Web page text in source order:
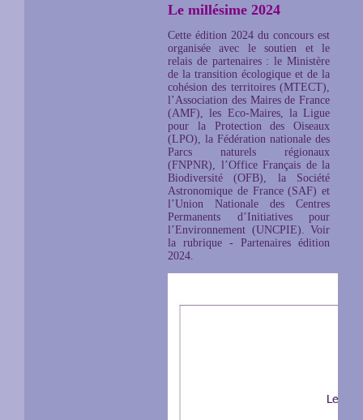
Le millésime 2024
Cette édition 2024 du concours est
organisée avec le soutien et le
relais de partenaires : le Ministère
de la transition écologique et de la
cohésion des territoires (MTECT),
l’Association des Maires de France
(AMF), les Eco-Maires, la Ligue
pour la Protection des Oiseaux
(LPO), la Fédération nationale des
Parcs naturels régionaux
(FNPNR), l’Office Français de la
Biodiversité (OFB), la Société
Astronomique de France (SAF) et
l’Union Nationale des Centres
Permanents d’Initiatives pour
l’Environnement (UNCPIE). Voir
la rubrique - Partenaires édition
2024.